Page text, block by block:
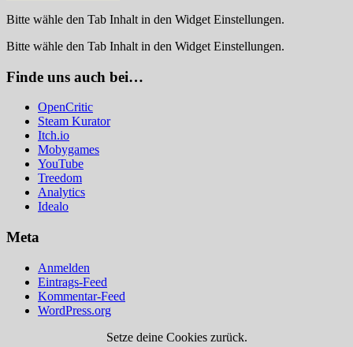
Bitte wähle den Tab Inhalt in den Widget Einstellungen.
Bitte wähle den Tab Inhalt in den Widget Einstellungen.
Finde uns auch bei…
OpenCritic
Steam Kurator
Itch.io
Mobygames
YouTube
Treedom
Analytics
Idealo
Meta
Anmelden
Eintrags-Feed
Kommentar-Feed
WordPress.org
Setze deine Cookies zurück.